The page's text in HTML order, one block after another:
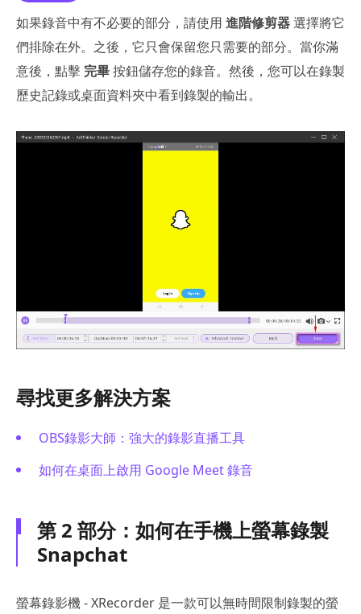
如果錄音中有不必要的部分，請使用 進階修剪器選擇將它
們排除在外。之後，它只會保留您只需要的部分。當你滿
意後，點擊 完畢按鈕儲存您的錄音。然後，您可以在錄製
歷史記錄或桌面資料夾中看到錄製的輸出。
尋找更多解決方案
OBS錄影大師：強大的錄影直播工具
如何在桌面上啟用 Google Meet 錄音
第 2 部分：如何在手機上螢幕錄製
Snapchat
螢幕錄影機 - XRecorder 是一款可以無時間限制錄製的螢